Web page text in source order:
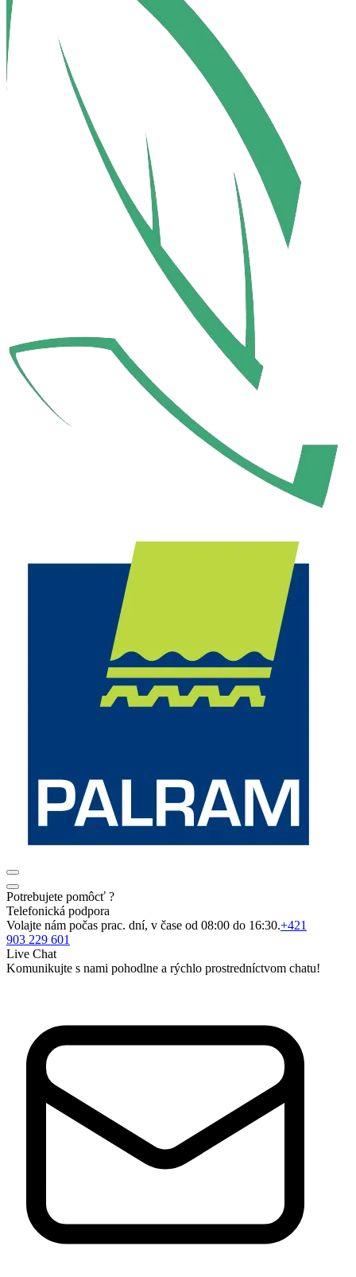
Potrebujete pomôcť ?
Telefonická podpora
Volajte nám počas prac. dní, v čase od 08:00 do 16:30.+421
903 229 601
Live Chat
Komunikujte s nami pohodlne a rýchlo prostredníctvom chatu!